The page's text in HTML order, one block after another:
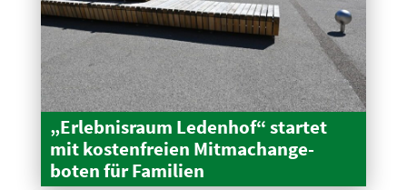
„Erleb­nisraum Ledenhof“ startet
mit kosten­freien Mitma­ch­an­ge­
boten für Familien